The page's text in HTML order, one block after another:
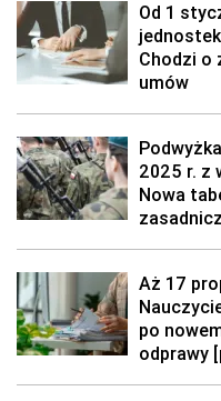
Od 1
Chodzi o
umów
2025 r. z
Nowa
Aż 17
po
odprawy